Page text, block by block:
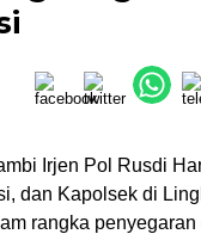
Irjen Pol Rusdi
dan Kapolsek di
rangka penyegaran